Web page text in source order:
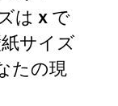
は x で
サイズ
たの現